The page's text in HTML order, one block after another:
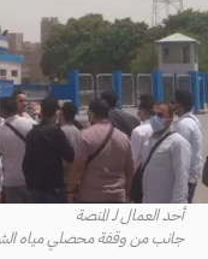
أحد العمال لـ المنصة
جانب من وقفة محصلي مياه الشرب